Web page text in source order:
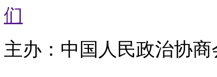
们
主办：中国人民政治协